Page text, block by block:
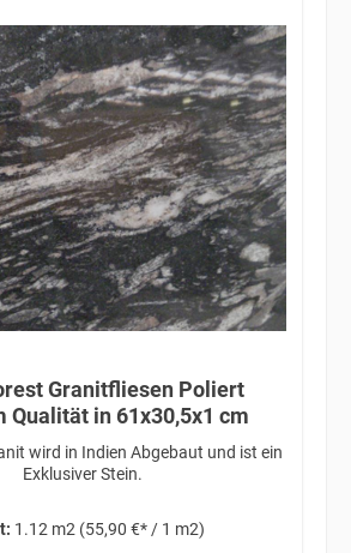
Granitfliesen Poliert
Qualität in 61x30,5x1 cm
wird in Indien Abgebaut und ist ein
Exklusiver Stein.
1.12 m2 (55,90 €* / 1 m2)